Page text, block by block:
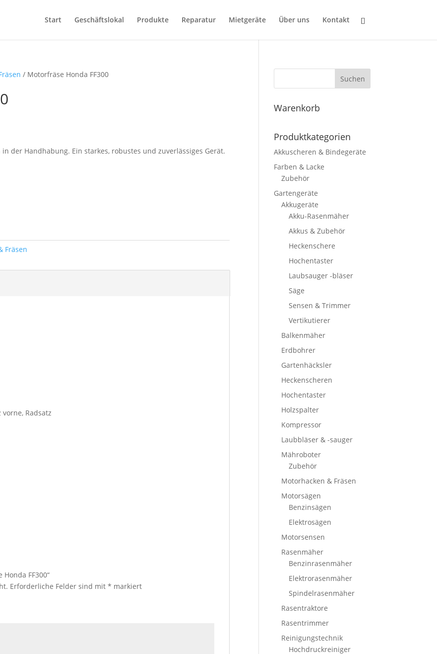
Start Geschäftslokal Produkte Reparatur Mietgeräte Über uns Kontakt
/ Motorfräse Honda FF300
der Handhabung. Ein starkes, robustes und zuverlässiges Gerät.
Fräsen
Radsatz
FF300“
Erforderliche Felder sind mit* markiert
Suchen
Warenkorb
Produktkategorien
Akkuscheren & Bindegeräte
Farben & Lacke
Zubehör
Gartengeräte
Akkugeräte
Akku-Rasenmäher
Akkus & Zubehör
Heckenschere
Hochentaster
Laubsauger -bläser
Säge
Sensen & Trimmer
Vertikutierer
Balkenmäher
Erdbohrer
Gartenhäcksler
Heckenscheren
Hochentaster
Holzspalter
Kompressor
Laubbläser & -sauger
Mähroboter
Zubehör
Motorhacken & Fräsen
Motorsägen
Benzinsägen
Elektrosägen
Motorsensen
Rasenmäher
Benzinrasenmäher
Elektrorasenmäher
Spindelrasenmäher
Rasentraktore
Rasentrimmer
Reinigungstechnik
Hochdruckreiniger